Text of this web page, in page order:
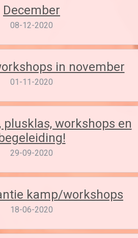
December
08-12-2020
in november
01-11-2020
workshops en
begeleiding!
29-09-2020
kamp/workshops
18-06-2020